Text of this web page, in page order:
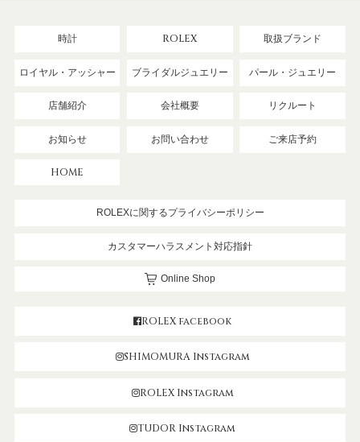
時計 ROLEX 取扱ブランド
ロイヤル・アッシャー ブライダルジュエリー パール・ジュエリー
店舗紹介 会社概要 リクルート
お知らせ お問い合わせ ご来店予約
HOME
ROLEXに関するプライバシーポリシー
カスタマーハラスメント対応指針
Online Shop
ROLEX facebook
SHIMOMURA Instagram
ROLEX Instagram
TUDOR Instagram